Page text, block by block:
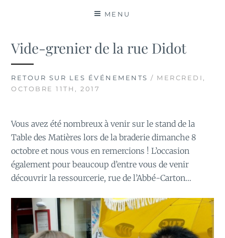
MENU
Vide-grenier de la rue Didot
RETOUR SUR LES ÉVÉNEMENTS / MERCREDI,
OCTOBRE 11TH, 2017
Vous avez été nombreux à venir sur le stand de la
Table des Matières lors de la braderie dimanche 8
octobre et nous vous en remercions ! L’occasion
également pour beaucoup d’entre vous de venir
découvrir la ressourcerie, rue de l’Abbé-Carton…